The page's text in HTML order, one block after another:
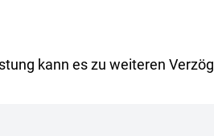
kann es zu weiteren